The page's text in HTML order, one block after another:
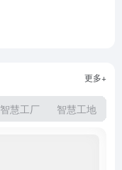
智慧工厂 智慧工地
更多+